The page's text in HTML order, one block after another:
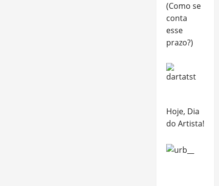
(Como se
conta
esse
prazo?)
Hoje, Dia
do Artista!